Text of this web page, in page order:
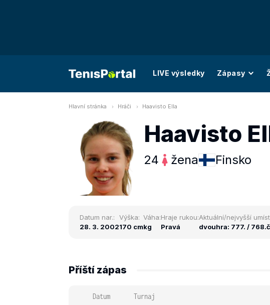
LIVE výsledky Zápasy
Hlavní stránka Hráči Haavisto Ella
Haavisto
24 žena Finsko
Datum nar.:
28. 3. 2002
Výška:
170 cm
Váha:
kg
Hraje rukou:
Pravá
Aktuální/nejvyšší
dvouhra: 777. / 768.
Příští zápas
Datum Turnaj